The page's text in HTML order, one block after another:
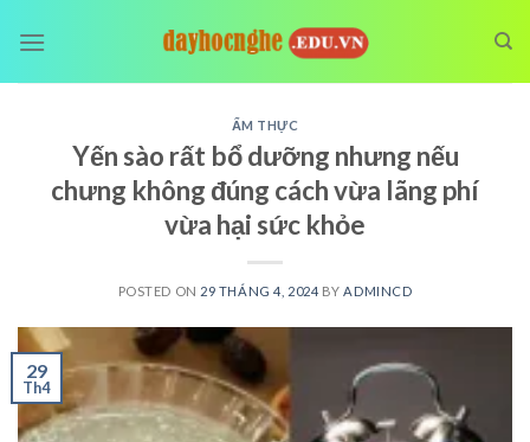
ẨM THỰC
Yến sào rất bổ dưỡng nhưng nếu
chưng không đúng cách vừa lãng phí
vừa hại sức khỏe
POSTED ON 29 THÁNG 4, 2024 BY ADMINCD
29
Th4